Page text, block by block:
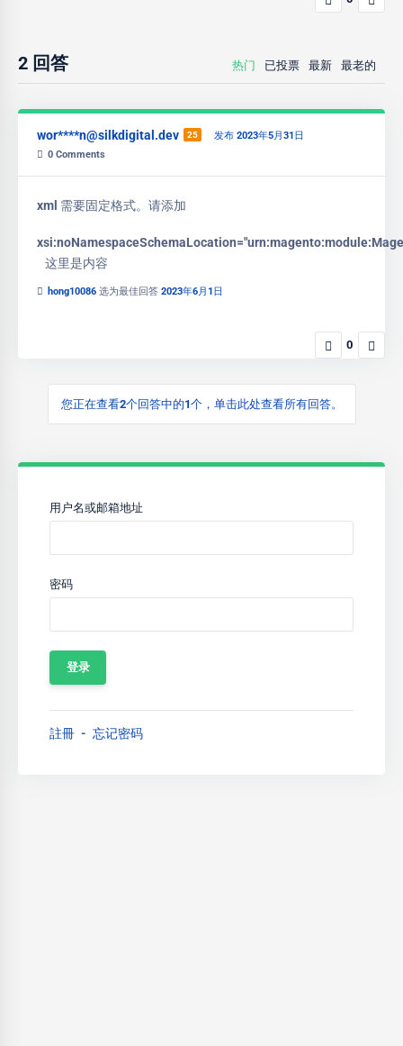
2 回答 热门 已投票 最新 最老的
wor****n@silkdigital.dev 25
发布 2023年5月31日
0 Comments
xml 需要固定格式。请添加
这里是内容
hong10086 选为最佳回答 2023年6月1日
0
您正在查看2个回答中的1个，单击此处查看所有回答。
用户名或邮箱地址
密码
註冊 忘记密码